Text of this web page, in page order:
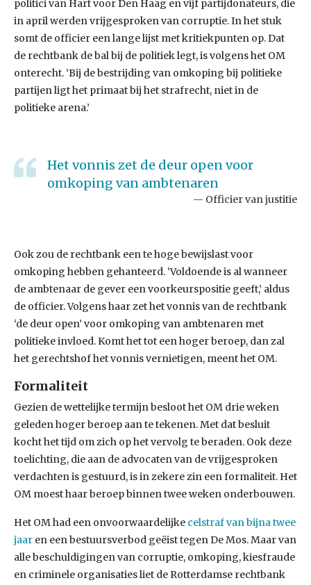
politici van Hart voor Den Haag en vijf partijdonateurs, die
in april werden vrijgesproken van corruptie. In het stuk
somt de officier een lange lijst met kritiekpunten op. Dat
de rechtbank de bal bij de politiek legt, is volgens het OM
onterecht. ‘Bij de bestrijding van omkoping bij politieke
partijen ligt het primaat bij het strafrecht, niet in de
politieke arena.’
Het vonnis zet de deur open voor
omkoping van ambtenaren
Officier van justitie
Ook zou de rechtbank een te hoge bewijslast voor
omkoping hebben gehanteerd. ‘Voldoende is al wanneer
de ambtenaar de gever een voorkeurspositie geeft,’ aldus
de officier. Volgens haar zet het vonnis van de rechtbank
‘de deur open’ voor omkoping van ambtenaren met
politieke invloed. Komt het tot een hoger beroep, dan zal
het gerechtshof het vonnis vernietigen, meent het OM.
Formaliteit
Gezien de wettelijke termijn besloot het OM drie weken
geleden hoger beroep aan te tekenen. Met dat besluit
kocht het tijd om zich op het vervolg te beraden. Ook deze
toelichting, die aan de advocaten van de vrijgesproken
verdachten is gestuurd, is in zekere zin een formaliteit. Het
OM moest haar beroep binnen twee weken onderbouwen.
Het OM had een onvoorwaardelijke celstraf van bijna twee
jaar en een bestuursverbod geëist tegen De Mos. Maar van
alle beschuldigingen van corruptie, omkoping, kiesfraude
en criminele organisaties liet de Rotterdamse rechtbank